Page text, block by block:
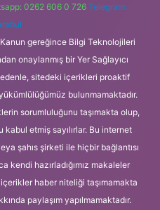
0262 606 0 726 Telegram:
Kanun gereğince Bilgi Teknolojileri
onaylanmış bir Yer Sağlayıcı
sitedeki içerikleri proaktif
bulunmamaktadır.
sorumluluğunu taşımakta olup,
etmiş sayılırlar. Bu internet
şahıs şirketi ile hiçbir bağlantısı
kendi hazırladığımız makaleler
haber niteliği taşımamakta
paylaşım yapılmamaktadır.